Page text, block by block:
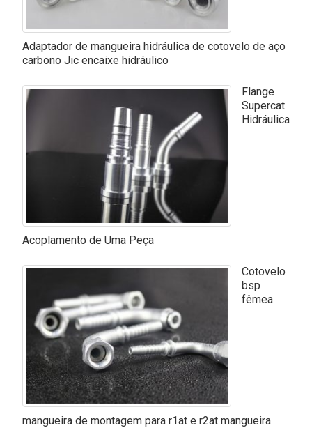
Adaptador de mangueira hidráulica de cotovelo de aço
carbono Jic encaixe hidráulico
Flange
Supercat
Hidráulica
Acoplamento de Uma Peça
Cotovelo
bsp
fêmea
mangueira de montagem para r1at e r2at mangueira